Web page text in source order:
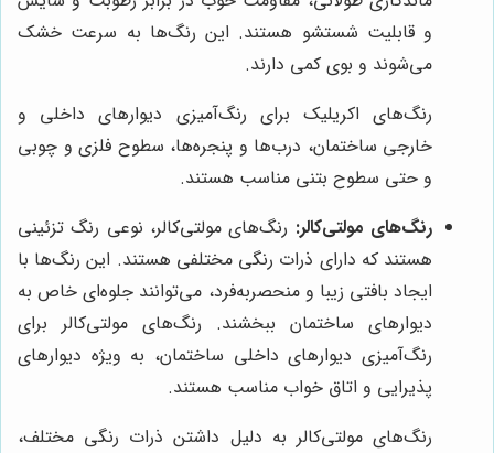
و قابلیت شستشو هستند. این رنگ‌ها به سرعت خشک
می‌شوند و بوی کمی دارند.
رنگ‌های اکریلیک برای رنگ‌آمیزی دیوارهای داخلی و
خارجی ساختمان، درب‌ها و پنجره‌ها، سطوح فلزی و چوبی
و حتی سطوح بتنی مناسب هستند.
رنگ‌های مولتی‌کالر: رنگ‌های مولتی‌کالر، نوعی رنگ تزئینی
هستند که دارای ذرات رنگی مختلفی هستند. این رنگ‌ها با
ایجاد بافتی زیبا و منحصربه‌فرد، می‌توانند جلوه‌ای خاص به
دیوارهای ساختمان ببخشند. رنگ‌های مولتی‌کالر برای
رنگ‌آمیزی دیوارهای داخلی ساختمان، به ویژه دیوارهای
پذیرایی و اتاق خواب مناسب هستند.
رنگ‌های مولتی‌کالر به دلیل داشتن ذرات رنگی مختلف،